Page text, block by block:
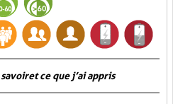
et ce que j’ai appris